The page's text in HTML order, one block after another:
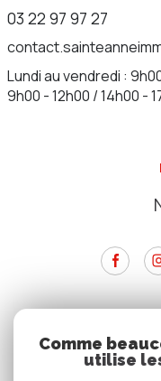
03 22 97 97 27
Lundi au vendredi :
9h00 - 12h00 / 14h00 -
Comme
utilise